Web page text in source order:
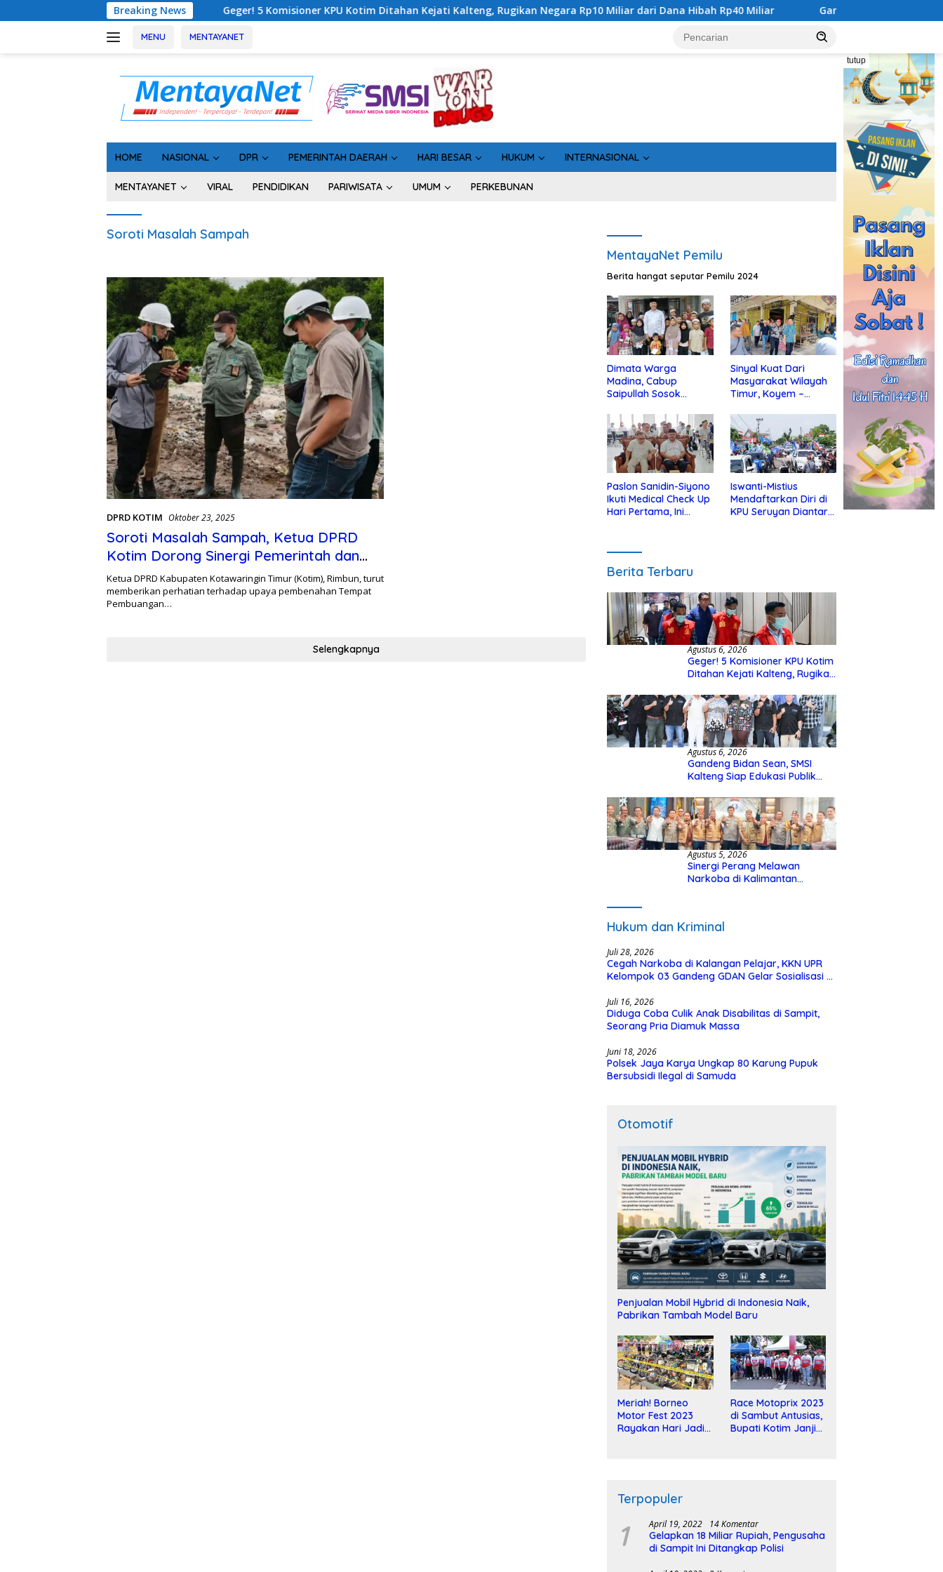
ke
Breaking News
Geger! 5 Komisioner KPU Kotim Ditahan Kejati Kalteng, Rugikan Negara Rp10 Miliar dari Dana Hibah Rp40 Miliar Gandeng Bidan Sean, SMSI Kalteng Siap
MENU MENTAYANET
tutup
HOME NASIONAL DPR PEMERINTAH DAERAH HARI BESAR HUKUM INTERNASIONAL
MENTAYANET VIRAL PENDIDIKAN PARIWISATA UMUM PERKEBUNAN
Soroti Masalah Sampah
DPRD KOTIM Oktober 23, 2025
Soroti Masalah Sampah, Ketua DPRD
Kotim Dorong Sinergi Pemerintah dan
Warga
Ketua DPRD Kabupaten Kotawaringin Timur (Kotim), Rimbun, turut
memberikan perhatian terhadap upaya pembenahan Tempat
Pembuangan…
Selengkapnya
MentayaNet Pemilu
Berita hangat seputar Pemilu 2024
Dimata Warga
Madina, Cabup
Saipullah Sosok
Anak Yatim
Sinyal Kuat Dari
Masyarakat Wilayah
Timur, Koyem –
di Kotim
Paslon Sanidin-Siyono
Ikuti Medical Check Up
Hari Pertama, Ini
Iswanti-Mistius
Mendaftarkan Diri di
KPU Seruyan Diantar
Berita Terbaru
Agustus 6, 2026
Geger! 5 Komisioner KPU Kotim
Ditahan Kejati Kalteng, Rugikan
Hibah Rp40 Miliar
Agustus 6, 2026
Gandeng Bidan Sean, SMSI
Kalteng Siap Edukasi Publik
Agustus 5, 2026
Sinergi Perang Melawan
Narkoba di Kalimantan
Hukum dan Kriminal
Juli 28, 2026
Cegah Narkoba di Kalangan Pelajar, KKN UPR
Kelompok 03 Gandeng GDAN Gelar Sosialisasi di
Juli 16, 2026
Diduga Coba Culik Anak Disabilitas di Sampit,
Seorang Pria Diamuk Massa
Juni 18, 2026
Polsek Jaya Karya Ungkap 80 Karung Pupuk
Bersubsidi Ilegal di Samuda
Otomotif
Penjualan Mobil Hybrid di Indonesia Naik,
Pabrikan Tambah Model Baru
Meriah! Borneo
Motor Fest 2023
Rayakan Hari Jadi
Race Motoprix 2023
di Sambut Antusias,
Bupati Kotim Janji
Terpopuler
1 April 19, 2022 14 Komentar
Gelapkan 18 Miliar Rupiah, Pengusaha
di Sampit Ini Ditangkap Polisi